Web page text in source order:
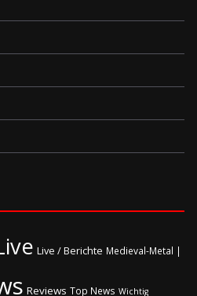
Live / Berichte Medieval-Metal |
Reviews Top News Wichtig